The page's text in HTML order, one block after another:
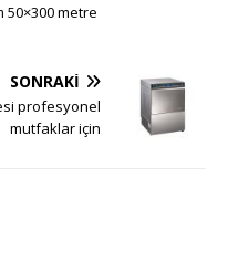
metre
SONRAKI
profesyonel
mutfaklar için